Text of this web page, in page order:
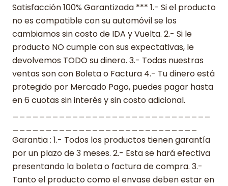
Satisfacción 100% Garantizada *** 1.- Si el producto
no es compatible con su automóvil se los
cambiamos sin costo de IDA y Vuelta. 2.- Si le
producto NO cumple con sus expectativas, le
devolvemos TODO su dinero. 3.- Todas nuestras
ventas son con Boleta o Factura 4.- Tu dinero está
protegido por Mercado Pago, puedes pagar hasta
en 6 cuotas sin interés y sin costo adicional.
Garantia : 1.- Todos los productos tienen garantía
por un plazo de 3 meses. 2.- Esta se hará efectiva
presentando la boleta o factura de compra. 3.-
Tanto el producto como el envase deben estar en